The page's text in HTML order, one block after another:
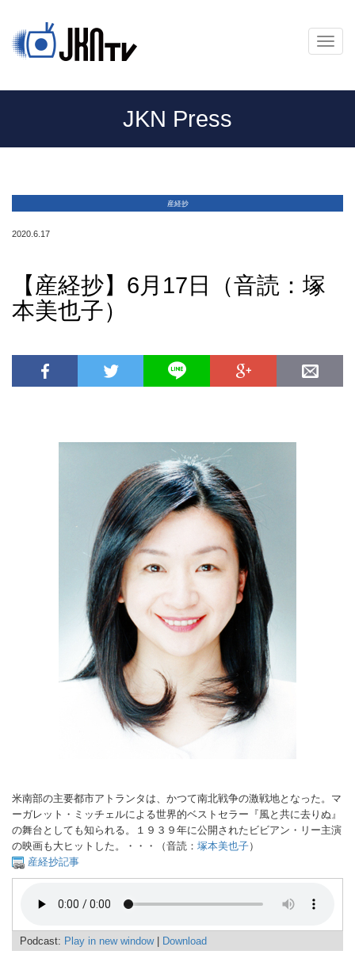
メ
ニ
ー
JKN Press
産経抄
2020.6.17
【産経抄】6月17日（音読：塚
本美也子）
米南部の主要都市アトランタは、かつて南北戦争の激戦地となった。マ
ーガレット・ミッチェルによる世界的ベストセラー『風と共に去りぬ』
の舞台としても知られる。１９３９年に公開されたビビアン・リー主演
の映画も大ヒットした。・・・（音読： 塚本美也子）
産経抄記事
Podcast: Play in new window| Download